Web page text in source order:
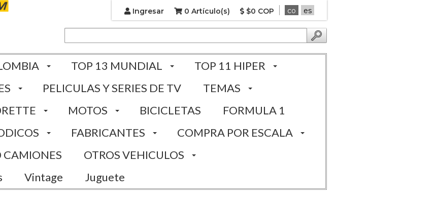
Ingresar 0 Artículo(s) $0 COP co es
TOP 13 MUNDIAL
TOP 11 HIPER
PELICULAS Y SERIES DE TV
TEMAS
MOTOS BICICLETAS
FORMULA 1
FABRICANTES
COMPRA POR ESCALA
CAMIONES
OTROS VEHICULOS
Vintage Juguete